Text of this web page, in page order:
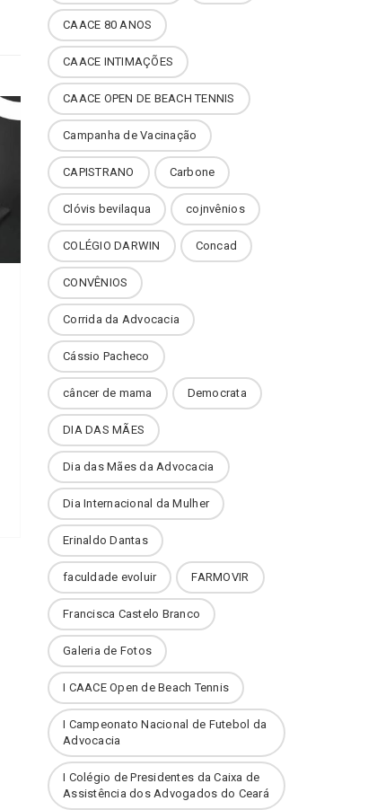
CAACE 80 ANOS
CAACE INTIMAÇÕES
CAACE OPEN DE BEACH TENNIS
Campanha de Vacinação
CAPISTRANO Carbone
Clóvis bevilaqua cojnvênios
COLÉGIO DARWIN Concad
CONVÊNIOS
Corrida da Advocacia
Cássio Pacheco
câncer de mama Democrata
DIA DAS MÃES
Dia das Mães da Advocacia
Dia Internacional da Mulher
Erinaldo Dantas
faculdade evoluir FARMOVIR
Francisca Castelo Branco
Galeria de Fotos
I CAACE Open de Beach Tennis
I Campeonato Nacional de Futebol da
Advocacia
I Colégio de Presidentes da Caixa de
Assistência dos Advogados do Ceará